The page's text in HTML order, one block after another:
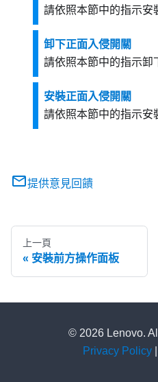
請依照本節中的指示安
卸下正面入侵開關
請依照本節中的指示卸
安裝正面入侵開關
請依照本節中的指示安
提供意見回饋
上一頁
安裝前方操作面板
© 2026 Lenovo.
Privacy Policy